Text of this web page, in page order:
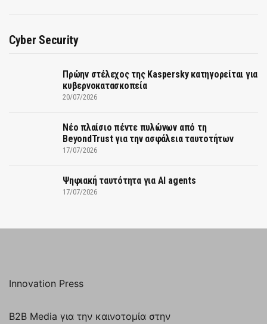
Cyber Security
Πρώην στέλεχος της Kaspersky κατηγορείται για
κυβερνοκατασκοπεία
20/07/2026
Νέο πλαίσιο πέντε πυλώνων από τη
BeyondTrust για την ασφάλεια ταυτοτήτων
17/07/2026
Ψηφιακή ταυτότητα για AI agents
17/07/2026
Innovation Press
B2B Media για την καινοτομία στην